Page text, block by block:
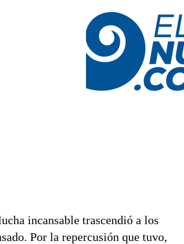
incansable trascendió a los
Por la repercusión que tuvo,